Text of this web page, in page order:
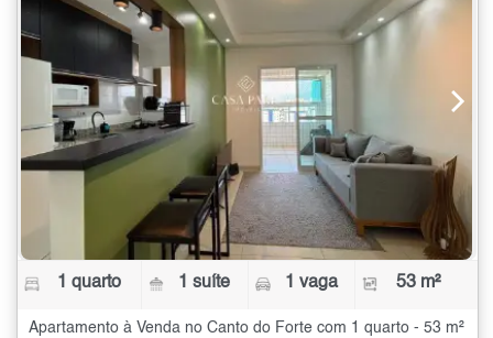
1 quarto 1 suíte 1 vaga 53 m²
Apartamento à Venda no Canto do Forte com 1 quarto - 53 m²